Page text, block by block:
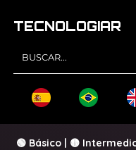
TECNOLOGIAR
🟢 Básico | 🟡